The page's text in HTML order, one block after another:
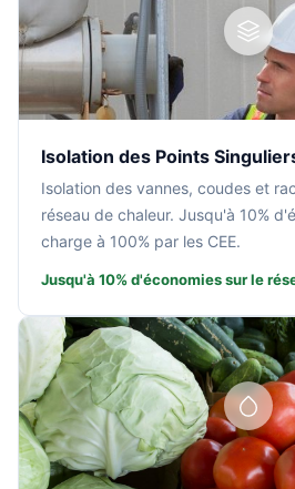
Isolation des Points
Isolation des vannes, coudes et
réseau de chaleur. Jusqu'à 10%
charge à 100% par les CEE.
Jusqu'à 10% d'économies sur le